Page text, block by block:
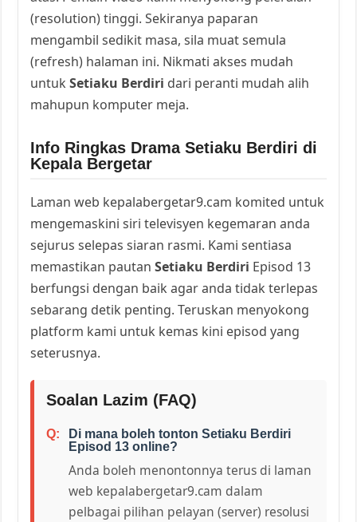
(resolution) tinggi. Sekiranya paparan
mengambil sedikit masa, sila muat semula
(refresh) halaman ini. Nikmati akses mudah
untukSetiaku Berdiri dari peranti mudah alih
mahupun komputer meja.
Info Ringkas Drama Setiaku Berdiri di
Kepala Bergetar
Laman web kepalabergetar9.cam komited untuk
mengemaskini siri televisyen kegemaran anda
sejurus selepas siaran rasmi. Kami sentiasa
memastikan pautanSetiaku Berdiri Episod 13
berfungsi dengan baik agar anda tidak terlepas
sebarang detik penting. Teruskan menyokong
platform kami untuk kemas kini episod yang
seterusnya.
Soalan Lazim (FAQ)
Di mana boleh tonton Setiaku Berdiri
Episod 13 online?
Anda boleh menontonnya terus di laman
web kepalabergetar9.cam dalam
pelbagai pilihan pelayan (server) resolusi